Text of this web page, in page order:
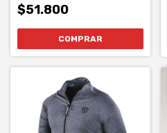
$51.800
COMPRAR